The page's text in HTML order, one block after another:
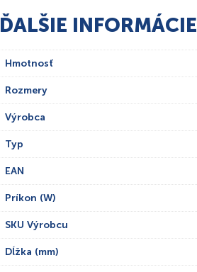
ĎALŠIE INFORMÁCIE
Hmotnosť
Rozmery
Výrobca
Typ
EAN
Príkon (W)
SKU Výrobcu
Dĺžka (mm)